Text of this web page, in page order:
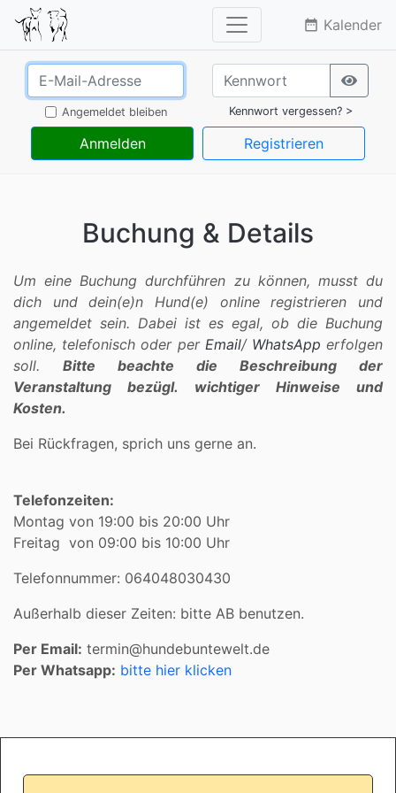
date_range Kalender
Angemeldet bleiben Kennwort vergessen? >
Anmelden Registrieren
Buchung & Details
Um eine Buchung durchführen zu können, musst du
dich und dein(e)n Hund(e) online registrieren und
angemeldet sein. Dabei ist es egal, ob die Buchung
online, telefonisch oder per Email/ WhatsApp erfolgen
soll. Bitte beachte die Beschreibung der
Veranstaltung bezügl. wichtiger Hinweise und
Kosten.
Bei Rückfragen, sprich uns gerne an.
Telefonzeiten:
Montag von 19:00 bis 20:00 Uhr
Freitag von 09:00 bis 10:00 Uhr
Telefonnummer: 064048030430
Außerhalb dieser Zeiten: bitte AB benutzen.
Per Email: termin@hundebuntewelt.de
Per Whatsapp: bitte hier klicken